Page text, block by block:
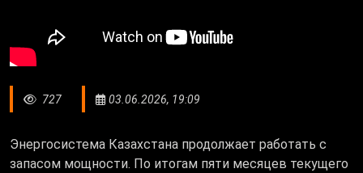
727 03.06.2026, 19:09
Энергосистема Казахстана продолжает работать с
запасом мощности. По итогам пяти месяцев текущего